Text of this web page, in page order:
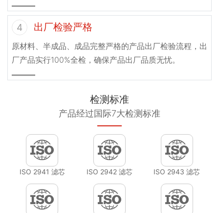
4 出厂检验严格
原材料、半成品、成品完整严格的产品出厂检验流程，出
厂产品实行100%全检，确保产品出厂品质无忧。
检测标准
产品经过国际7大检测标准
ISO 2941 滤芯 ISO 2942 滤芯 ISO 2943 滤芯